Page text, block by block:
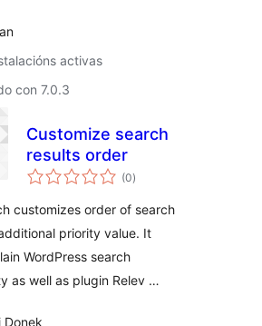
activas
con 7.0.3
Customize search
results order
(0valoracións
totais
)
customizes order of search
priority value. It
WordPress search
as well as plugin Relev …
Donek